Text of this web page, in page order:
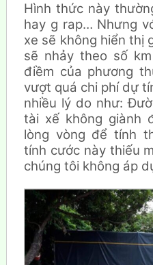
Hình thức này
hay g rap… Nhưng
xe sẽ không hiển thị
sẽ nhảy theo số
điềm của phương
vượt quá chi phí dự
nhiều lý do như:
tài xế không giành
lòng vòng để tính
tính cước này thiếu
chúng tôi không áp